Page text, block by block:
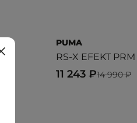
PUMA
RS-X EFEKT PRM
14 990 ₽
11 243 ₽